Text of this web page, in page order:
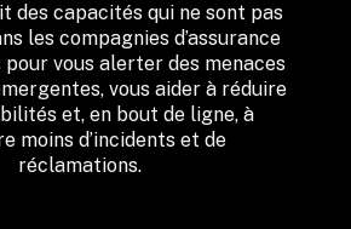
des capacités qui ne sont pas
les compagnies d’assurance
vous alerter des menaces
vous aider à réduire
et, en bout de ligne, à
moins d’incidents et de
réclamations.